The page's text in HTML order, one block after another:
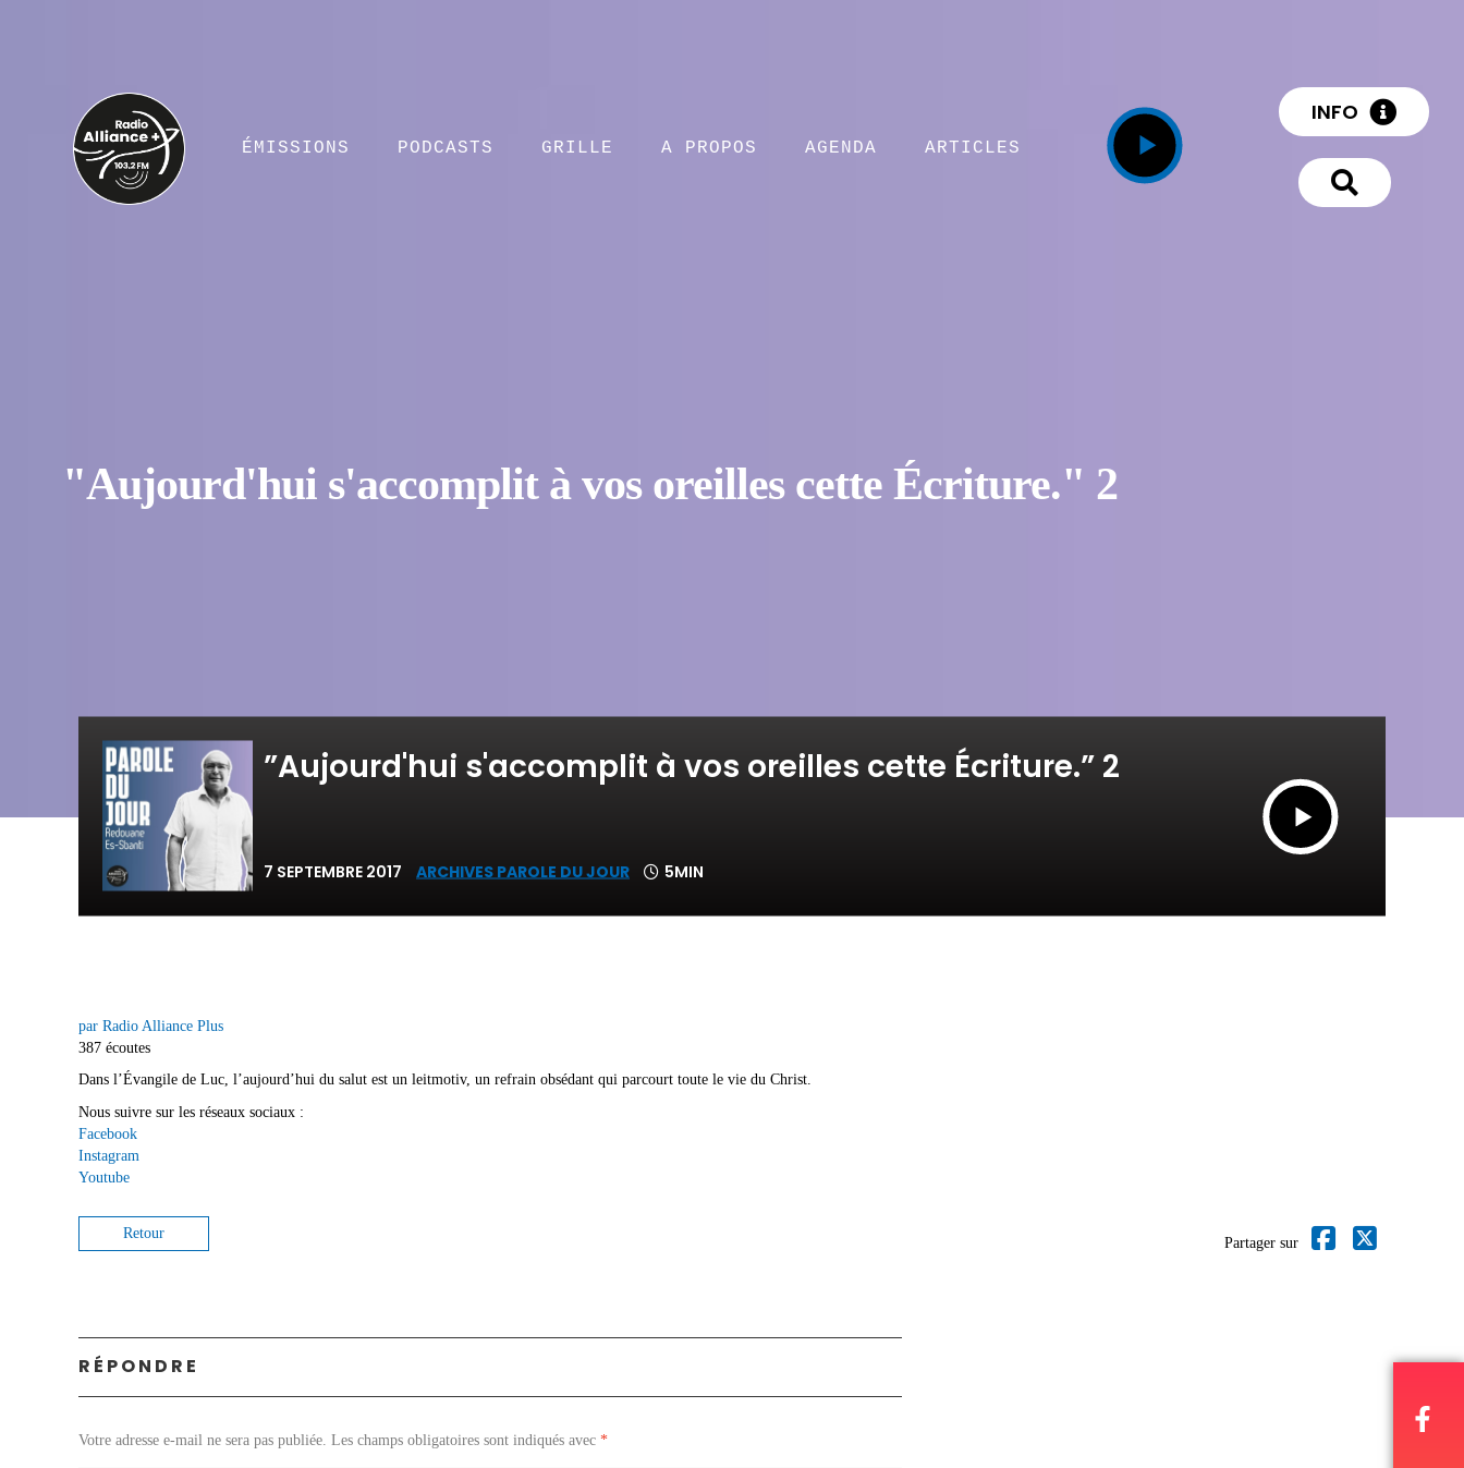
ÉMISSIONS PODCASTS GRILLE A PROPOS AGENDA ARTICLES
INFO
"Aujourd'hui s'accomplit à vos oreilles cette Écriture." 2
”Aujourd'hui s'accomplit à vos oreilles cette Écriture.” 2
7 SEPTEMBRE 2017 ARCHIVES PAROLE DU JOUR 5MIN
par Radio Alliance Plus
387 écoutes
Dans l’Évangile de Luc, l’aujourd’hui du salut est un leitmotiv, un refrain obsédant qui parcourt toute le vie du Christ.
Nous suivre sur les réseaux sociaux :
Facebook
Instagram
Youtube
Retour
Partager sur
RÉPONDRE
Votre adresse e-mail ne sera pas publiée. Les champs obligatoires sont indiqués avec *